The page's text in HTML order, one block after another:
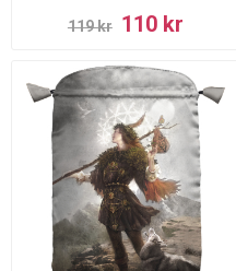
119 kr 110 kr